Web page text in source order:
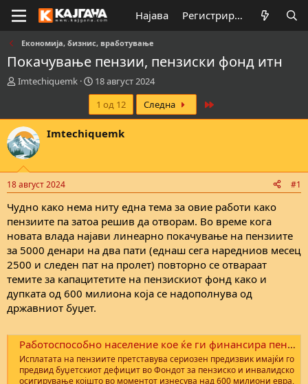
Најава Регистрирај се
Економија, бизнис, вработување
Покачување пензии, пензиски фонд итн
К
а
т
о
р
н
т
е
м
а
т
а
Imtechiquemk
В
р
е
м
е
п
о
н
у
в
а
њ
е
18 август 2024
1 од 12
Следна
Imtechiquemk
18 август 2024 #1
Чудно како нема ниту една тема за овие работи како
пензиите па затоа решив да отворам. Во време кога
новата влада најави линеарно покачување на пензиите
за 5000 денари на два пати (еднаш сега наредниов месец
2500 и следен пат на пролет) повторно се отвараат
темите за капацитетите на пензискиот фонд како и
дупката од 600 милиона која се надополнува од
државниот буџет.
Работоспособно население кое ќе ги финансира пензиите, главен предизвик во иднина - zoom.mk
Исплатата на пензиите претставува сериозен предизвик имајќи го
предвид буџетскиот дефицит во Фондот за пензиско и инвалидско
осигирување којшто во моментот изнесува над 600 милиони евра,